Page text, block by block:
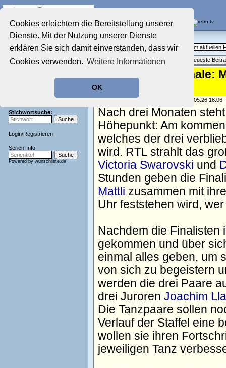
Cookies erleichtern die Bereitstellung unserer
Dienste. Mit der Nutzung unserer Dienste
erklären Sie sich damit einverstanden, dass wir
Cookies verwenden. Weitere Informationen
OK
Startseite
Aktuelles Forum
Film-Forum
Zeichentrick-Forum
Stichwortsuche:
Login/Registrieren
Serien-Info:
Powered by wunschliste.de
Aktuelles Forum
Fragen, Antworten und Meinungen zum aktuellen
Themenübersicht • Neues Thema Neueste
"Let's Dance"-Finale:
den Pokal
geschrieben von: , 28.05.26 18:06
Nach drei Monaten
Höhepunkt: Am
welches der drei
wird. RTL strahlt das
Victoria Swarovski und
Stunden geben die
Mattli zusammen mit
Uhr feststehen wird,
Nachdem die Finalisten
gekommen und über
einmal alles geben, um
von sich zu begeistern
werden die drei Paare
drei Juroren Joachim
Die Tanzpaare sollen
Verlauf der Staffel eine
wollen sie ihren
jeweiligen Tanz